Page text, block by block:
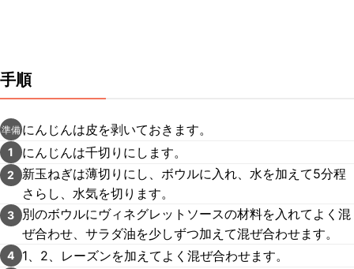
手順
準備 にんじんは皮を剥いておきます。
1 にんじんは千切りにします。
2
新玉ねぎは薄切りにし、ボウルに入れ、水を加えて5分程
さらし、水気を切ります。
3
別のボウルにヴィネグレットソースの材料を入れてよく混
ぜ合わせ、サラダ油を少しずつ加えて混ぜ合わせます。
4 1、2、レーズンを加えてよく混ぜ合わせます。